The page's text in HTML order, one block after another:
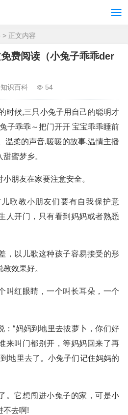
> 正文内容
费阅读（小兔子乖乖der
知识百科 54
时候,三只小兔子用自己的聪明才
子乖乖～把门开开 宝宝乖乖睡前
温柔的声音,暖暖的故事,温情主播
蜜梦乡。
朋友在家要注意安全。
歌教小朋友们要有自我保护意
人开门，只有看到妈妈或者熟悉
，以儿歌这种孩子容易接受的形
效果好。
叫红眼睛，一个叫长耳朵，一个
：“妈妈到地里去拔萝卜，你们好
来叫门都别开，等妈妈回来了再
地里去了。小兔子们记住妈妈的
。它想闯进小兔子的家，可是小
不去啊!